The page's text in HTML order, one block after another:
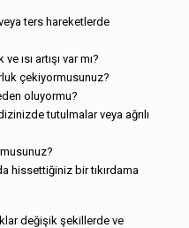
ters hareketlerde
ısı artışı var mı?
çekiyormusunuz?
oluyormu?
tutulmalar veya ağrılı
hissettiğiniz bir tıkırdama
değişik şekillerde ve